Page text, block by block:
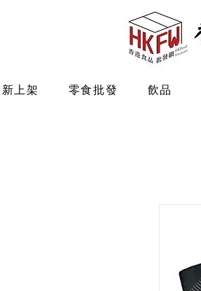
上架 零食批發 飲品